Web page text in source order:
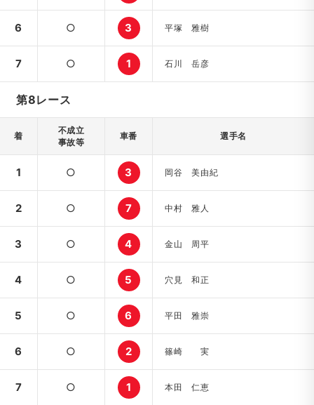
6 ○ 3 平塚 雅樹
7 ○ 1 石川 岳彦
第8レース
着
不成立
事故等
車番 選手名
1 ○ 3 岡谷 美由紀
2 ○ 7 中村 雅人
3 ○ 4 金山 周平
4 ○ 5 穴見 和正
5 ○ 6 平田 雅崇
6 ○ 2 篠崎 実
7 ○ 1 本田 仁恵